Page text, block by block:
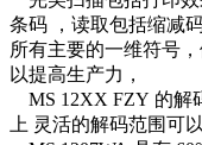
条码 ，读取包括缩减码
所有主要的一维符号
以提高生产力，
MS 12XX FZY 的解
上 灵活的解码范围可